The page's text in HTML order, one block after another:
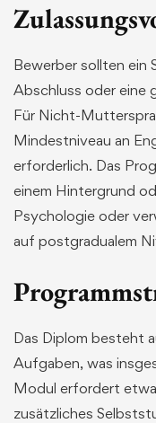
Bewerber sollten ein
Abschluss oder eine
Für Nicht-
Mindestniveau an
erforderlich. Das
einem Hintergrund
Psychologie oder
auf postgradualem
Das Diplom besteht
Aufgaben, was
Modul erfordert
zusätzliches